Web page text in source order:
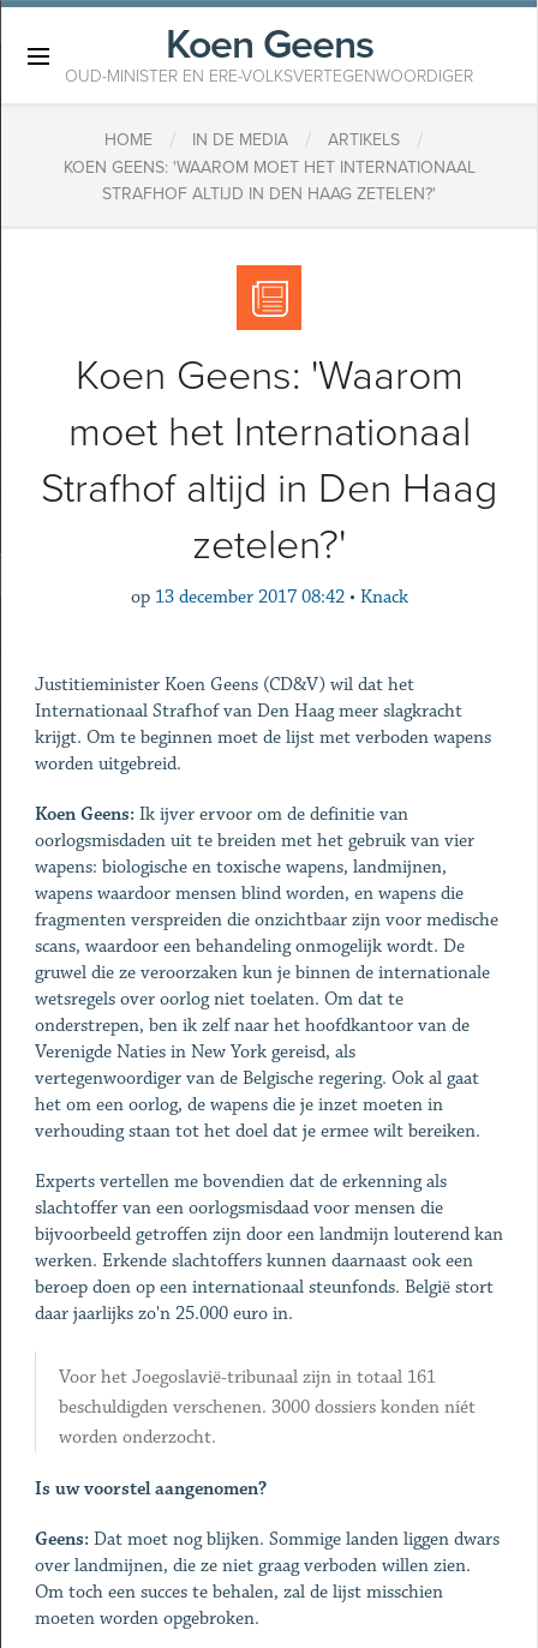
Koen Geens
OUD-MINISTER EN ERE-VOLKSVERTEGENWOORDIGER
HOME / IN DE MEDIA / ARTIKELS /
KOEN GEENS: 'WAAROM MOET HET INTERNATIONAAL
STRAFHOF ALTIJD IN DEN HAAG ZETELEN?'
Koen Geens: 'Waarom
moet het Internationaal
Strafhof altijd in Den Haag
zetelen?'
op 13 december 2017 08:42 • Knack
Justitieminister Koen Geens (CD&V) wil dat het
Internationaal Strafhof van Den Haag meer slagkracht
krijgt. Om te beginnen moet de lijst met verboden wapens
worden uitgebreid.
Koen Geens: Ik ijver ervoor om de definitie van
oorlogsmisdaden uit te breiden met het gebruik van vier
wapens: biologische en toxische wapens, landmijnen,
wapens waardoor mensen blind worden, en wapens die
fragmenten verspreiden die onzichtbaar zijn voor medische
scans, waardoor een behandeling onmogelijk wordt. De
gruwel die ze veroorzaken kun je binnen de internationale
wetsregels over oorlog niet toelaten. Om dat te
onderstrepen, ben ik zelf naar het hoofdkantoor van de
Verenigde Naties in New York gereisd, als
vertegenwoordiger van de Belgische regering. Ook al gaat
het om een oorlog, de wapens die je inzet moeten in
verhouding staan tot het doel dat je ermee wilt bereiken.
Experts vertellen me bovendien dat de erkenning als
slachtoffer van een oorlogsmisdaad voor mensen die
bijvoorbeeld getroffen zijn door een landmijn louterend kan
werken. Erkende slachtoffers kunnen daarnaast ook een
beroep doen op een internationaal steunfonds. België stort
daar jaarlijks zo'n 25.000 euro in.
Voor het Joegoslavië-tribunaal zijn in totaal 161
beschuldigden verschenen. 3000 dossiers konden níét
worden onderzocht.
Is uw voorstel aangenomen?
Geens: Dat moet nog blijken. Sommige landen liggen dwars
over landmijnen, die ze niet graag verboden willen zien.
Om toch een succes te behalen, zal de lijst misschien
moeten worden opgebroken.